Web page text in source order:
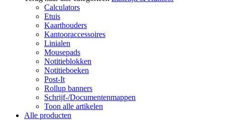
Calculators
Etuis
Kaarthouders
Kantooraccessoires
Linialen
Mousepads
Notitieblokken
Notitieboeken
Post-It
Rollup banners
Schrijf-/Documentenmappen
Toon alle artikelen
Alle producten